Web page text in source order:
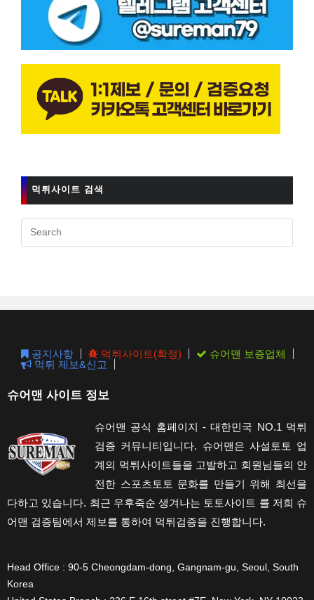
먹튀사이트 검색
공지사항 먹튀사이트(확정)
슈어맨 보증업체
먹튀 제보&신고
슈어맨 사이트 정보
슈어맨 공식 홈페이지 - 대한민국 NO.1 먹튀
검증 커뮤니티입니다. 슈어맨은 사설토토 업
계의 먹튀사이트들을 고발하고 회원님들의 안
전한 스포츠토토 문화를 만들기 위해 최선을
다하고 있습니다. 최근 우후죽순 생겨나는 토토사이트 를 저희 슈
어맨 검증팀에서 제보를 통하여 먹튀검증을 진행합니다.
Head Office : 90-5 Cheongdam-dong, Gangnam-gu, Seoul, South
Korea